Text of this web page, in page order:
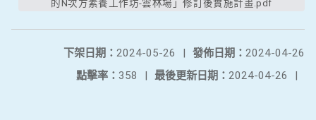
的N次方素養工作坊-雲林場」修訂後實施計畫.pdf
發佈日期： 2024-04-26
下架日期： 2024-05-26
|
最後更新日期： 2024-04-26 |
點擊率： 358 |